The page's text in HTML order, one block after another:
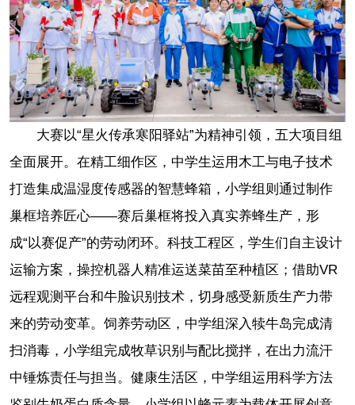
大赛以“星火传承寒阳驿站”为精神引领，五大项目组
全面展开。在精工细作区，中学生运用木工与电子技术
打造集成温湿度传感器的智慧蜂箱，小学组则通过制作
巢框培养匠心——赛后巢框将投入真实养蜂生产，形
成“以赛促产”的劳动闭环。科技工程区，学生们自主设计
运输方案，操控机器人精准运送菜苗至种植区；借助VR
远程观测平台和牛脸识别技术，切身感受新质生产力带
来的劳动变革。饲养劳动区，中学组深入犊牛岛完成清
扫消毒，小学组完成牧草识别与配比搅拌，在出力流汗
中锤炼责任与担当。健康生活区，中学组运用科学方法